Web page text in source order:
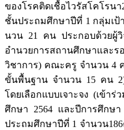
ของโรคติดเชื้อไวรัสโคโรน
ชั้นประถมศึกษาปีที่ 1 กลุ่มเป้
นวน 21 คน ประกอบด้วยผู้
อำนวยการสถานศึกษาและร
วิชาการ) คณะครู จํานวน 4
ขั้นพื้นฐาน จํานวน 15 คน
โดยเลือกแบบเจาะจง (เข้า
ศึกษา 2564 และปีการศึกษ
ประถมศึกษาปีที่ 1 จํานวน